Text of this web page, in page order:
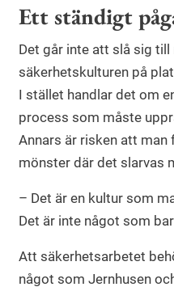
Ett ständigt
Det går inte att slå sig
säkerhetskulturen på
I stället handlar det om
process som måste
Annars är risken att man
mönster där det slarvas
– Det är en kultur som
Det är inte något som
Att säkerhetsarbetet
något som Jernhusen